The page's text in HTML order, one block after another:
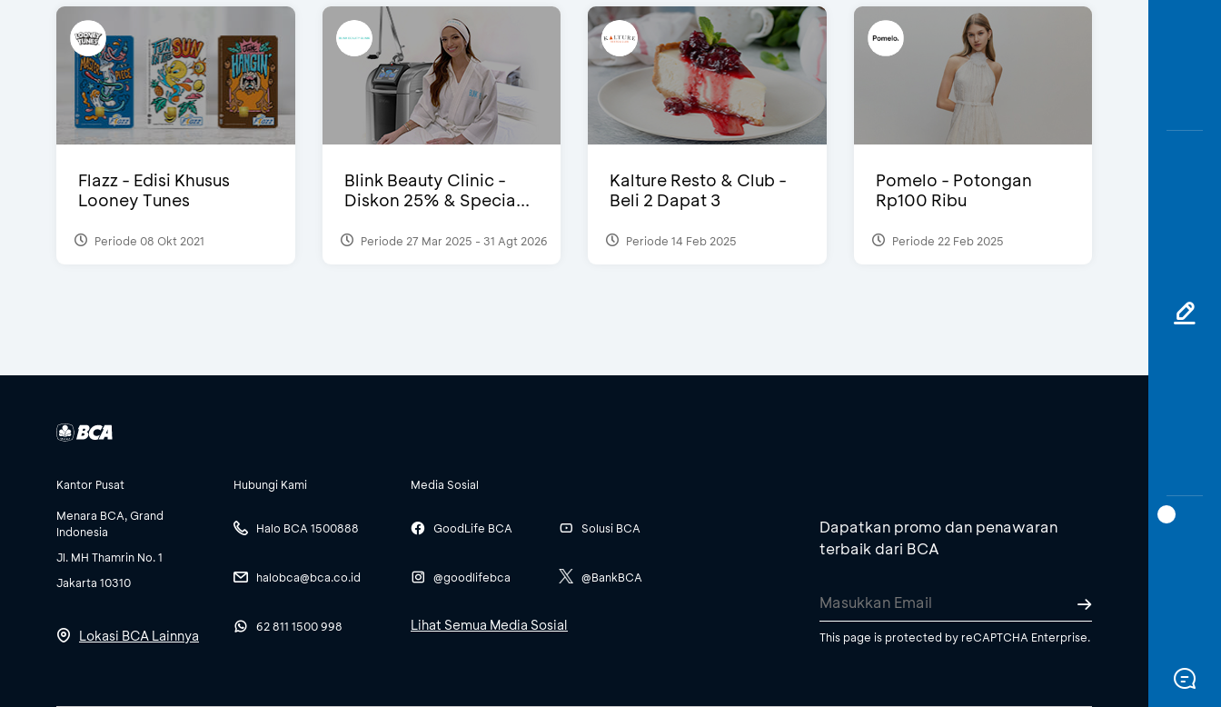
Flazz - Edisi Khusus
Looney Tunes
Periode 08 Okt 2021
Blink Beauty Clinic -
Diskon 25% & Specia...
Periode 27 Mar 2025 - 31 Agt 2026
Kalture Resto & Club -
Beli 2 Dapat 3
Periode 14 Feb 2025
Pomelo - Potongan
Rp100 Ribu
Periode 22 Feb 2025
Kantor Pusat
Menara BCA, Grand
Indonesia
Jl. MH Thamrin No. 1
Jakarta 10310
Lokasi BCA Lainnya
Hubungi Kami
Halo BCA 1500888
halobca@bca.co.id
62 811 1500 998
Media Sosial
GoodLife BCA
@goodlifebca
Solusi BCA
@BankBCA
Lihat Semua Media Sosial
Dapatkan promo dan penawaran
terbaik dari BCA
This page is protected by reCAPTCHA Enterprise.